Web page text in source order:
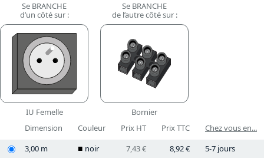
Se BRANCHE
d’un côté sur :
IU Femelle
Se BRANCHE
de l’autre côté sur :
Bornier
Dimension
Couleur Prix HT Prix TTC
Chez vous en...
3,00 m
noir 7,43 € 8,92 € 5-7 jours